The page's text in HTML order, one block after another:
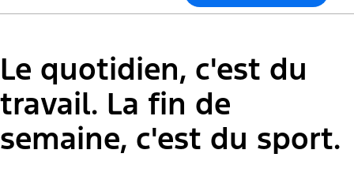
Le quotidien, c'est du
travail. La fin de
semaine, c'est du sport.